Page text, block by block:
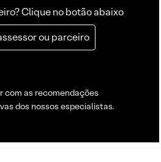
Clique no botão abaixo
ou parceiro
com as recomendações
dos nossos especialistas.